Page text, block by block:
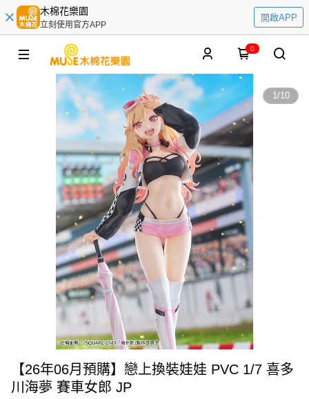
木棉花樂園
立刻使用官方APP
開啟APP
0
1/10
【26年06月預購】戀上換裝娃娃 PVC 1/7 喜多
川海夢 賽車女郎 JP